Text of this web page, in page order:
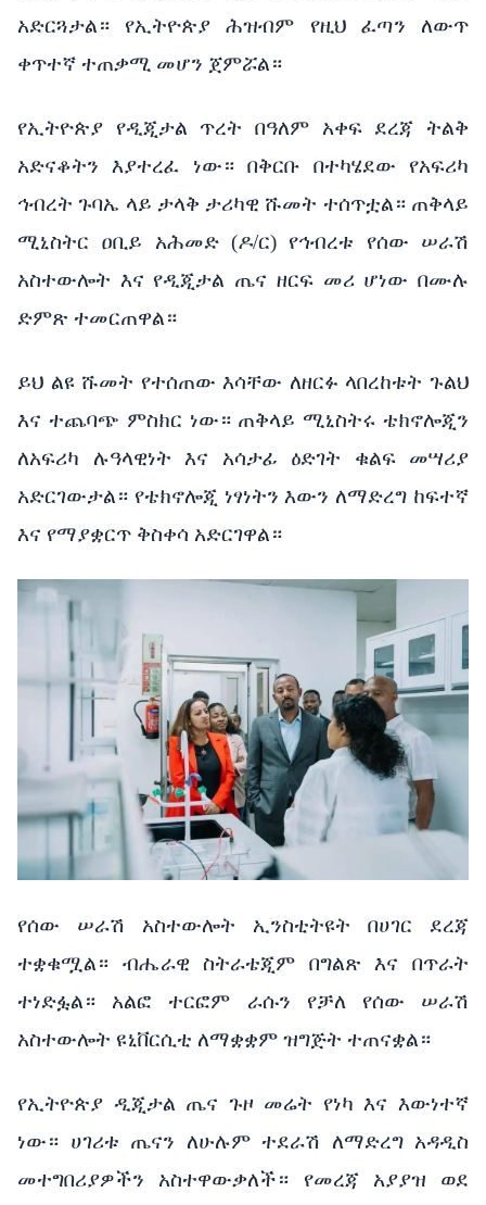
አድርጓታል። የኢትዮጵያ ሕዝብም የዚህ ፈጣን ለውጥ
ቀጥተኛ ተጠቃሚ መሆን ጀምሯል።
የኢትዮጵያ የዲጂታል ጥረት በዓለም አቀፍ ደረጃ ትልቅ
አድናቆትን እያተረፈ ነው። በቅርቡ በተካሄደው የአፍሪካ
ኅብረት ጉባኤ ላይ ታላቅ ታሪካዊ ሹመት ተሰጥቷል። ጠቅላይ
ሚኒስትር ዐቢይ አሕመድ (ዶ/ር) የኅብረቱ የሰው ሠራሽ
አስተውሎት እና የዲጂታል ጤና ዘርፍ መሪ ሆነው በሙሉ
ድምጽ ተመርጠዋል።
ይህ ልዩ ሹመት የተሰጠው እሳቸው ለዘርፉ ላበረከቱት ጉልህ
እና ተጨባጭ ምስክር ነው። ጠቅላይ ሚኒስትሩ ቴክኖሎጂን
ለአፍሪካ ሉዓላዊነት እና አሳታፊ ዕድገት ቁልፍ መሣሪያ
አድርገውታል። የቴክኖሎጂ ነፃነትን እውን ለማድረግ ከፍተኛ
እና የማያቋርጥ ቅስቀሳ አድርገዋል።
የሰው ሠራሽ አስተውሎት ኢንስቲትዩት በሀገር ደረጃ
ተቋቁሟል። ብሔራዊ ስትራቴጂም በግልጽ እና በጥራት
ተነድፏል። አልፎ ተርፎም ራሱን የቻለ የሰው ሠራሽ
አስተውሎት ዩኒቨርሲቲ ለማቋቋም ዝግጅት ተጠናቋል።
የኢትዮጵያ ዲጂታል ጤና ጉዞ መሬት የነካ እና እውነተኛ
ነው። ሀገሪቱ ጤናን ለሁሉም ተደራሽ ለማድረግ አዳዲስ
መተግበሪያዎችን አስተዋውቃለች። የመረጃ አያያዝ ወደ